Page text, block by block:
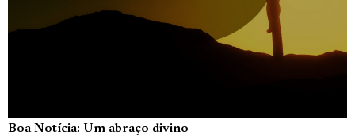
Boa Notícia: Um abraço divino